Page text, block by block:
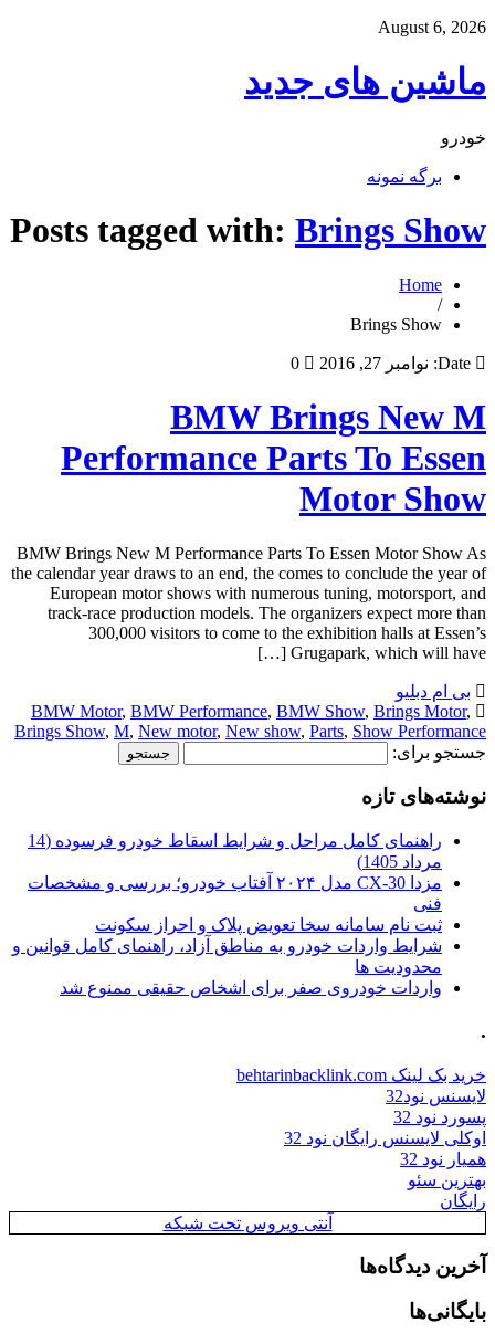
August 6, 2026
ماشین های جدید
خودرو
برگه نمونه
Posts tagged with: Brings Show
Home
/
Brings Show
Date: نوامبر 27, 2016 0
BMW Brings New M
Performance Parts To Essen
Motor Show
BMW Brings New M Performance Parts To Essen Motor Show As
the calendar year draws to an end, the comes to conclude the year of
European motor shows with numerous tuning, motorsport, and
track-race production models. The organizers expect more than
300,000 visitors to come to the exhibition halls at Essen’s
Grugapark, which will have […]
بی ام دبلیو
BMW Motor, BMW Performance, BMW Show, Brings Motor,
Brings Show, M, New motor, New show, Parts, Show Performance
جستجو برای:
نوشته‌های تازه
راهنمای کامل مراحل و شرایط اسقاط خودرو فرسوده (14
مرداد 1405)
مزدا CX-30 مدل ۲۰۲۴ آفتاب خودرو؛ بررسی و مشخصات
فنی
ثبت نام سامانه سخا تعویض پلاک و احراز سکونت
شرایط واردات خودرو به مناطق آزاد، راهنمای کامل قوانین و
محدودیت ها
واردات خودروی صفر برای اشخاص حقیقی ممنوع شد
.
خرید بک لینک behtarinbacklink.com
لایسنس نود32
پسورد نود 32
اوکلی لایسنس رایگان نود 32
همیار نود 32
بهترین سئو
رایگان
آنتی ویروس تحت شبکه
آخرین دیدگاه‌ها
بایگانی‌ها